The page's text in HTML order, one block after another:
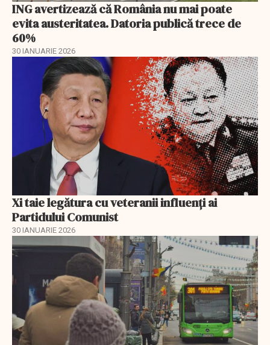
ING avertizează că România nu mai poate
evita austeritatea. Datoria publică trece de
60%
30 IANUARIE 2026
Xi taie legătura cu veteranii influenți ai
Partidului Comunist
30 IANUARIE 2026